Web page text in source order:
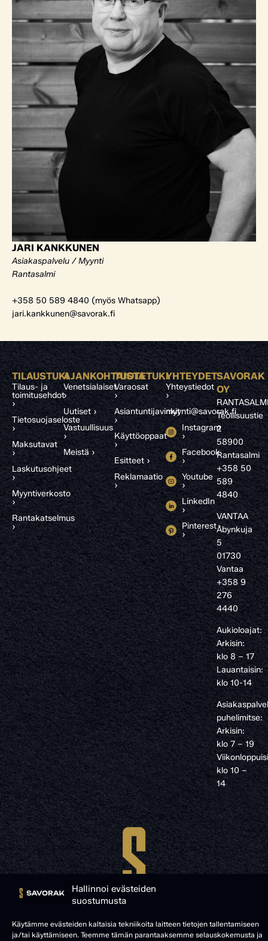
Hallinnoi evästeiden
suostumusta
Käytämme evästeiden kaltaisia tekniikoita laitteen tietojen tallentamiseen
ja/tai käyttämiseen. Teemme tämän parantaaksemme selauskokemusta ja
JARI KANKKUNEN
Asiakaspalvelu / Myynti
Rantasalmi
+358 50 589 4840 (myös Whatsapp)
jari.kankkunen@savorak.fi
TILAUSTUKI
Tilaus- ja
toimitusehdot
›
Tietosuojaseloste
›
Maksutavat
›
Laskutusohjeet
›
Myyntiverkosto
›
Rantakatselmus
›
AJANKOHTAISTA
Venetsialaiset
›
Uutiset ›
Vastuullisuus
›
Meistä ›
TUOTETUKI
Varaosat
›
Asiantuntijavinkit
›
Käyttöoppaat
›
Esitteet ›
Reklamaatio
›
YHTEYDET
Yhteystiedot
›
myynti@savorak.fi
Instagram
›
Facebook
›
Youtube
›
LinkedIn
›
Pinterest
›
SAVORAK
OY
Teollisuustie
2
58900
Rantasalmi
+358 50
589
4840
VANTAA
Åbynkuja
5
01730
Vantaa
+358 9
276
4440
Aukioloajat:
Arkisin:
klo 8 – 17
Lauantaisin:
klo 10-14
puhelimitse:
Arkisin:
klo 7 – 19
klo 10 –
14